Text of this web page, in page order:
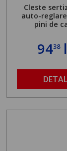
Cleste
auto-
pini de
9438